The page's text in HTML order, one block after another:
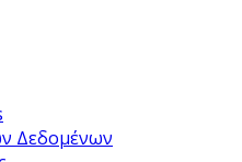
Δεδομένων